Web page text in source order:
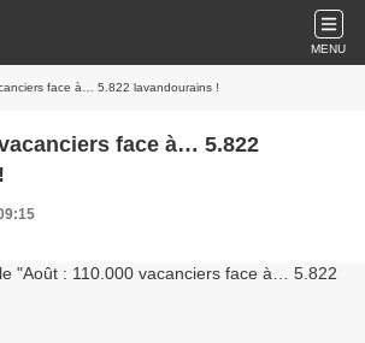
MENU
face à… 5.822 lavandourains !
face à… 5.822